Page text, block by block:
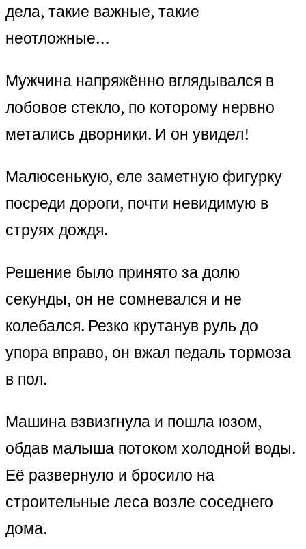
дела, такие важные, такие
неотложные…
Мужчина напряжённо вглядывался в
лобовое стекло, по которому нервно
метались дворники. И он увидел!
Малюсенькую, еле заметную фигурку
посреди дороги, почти невидимую в
струях дождя.
Решение было принято за долю
секунды, он не сомневался и не
колебался. Резко крутанув руль до
упора вправо, он вжал педаль тормоза
в пол.
Машина взвизгнула и пошла юзом,
обдав малыша потоком холодной воды.
Её развернуло и бросило на
строительные леса возле соседнего
дома.